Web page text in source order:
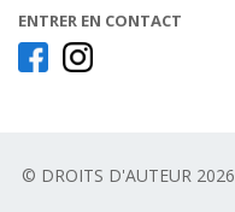
ENTRER EN CONTACT
© DROITS D'AUTEUR 2026